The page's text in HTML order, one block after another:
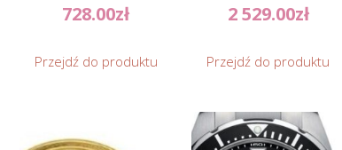
728.00zł
Przejdź do produktu
2 529.00zł
Przejdź do produktu